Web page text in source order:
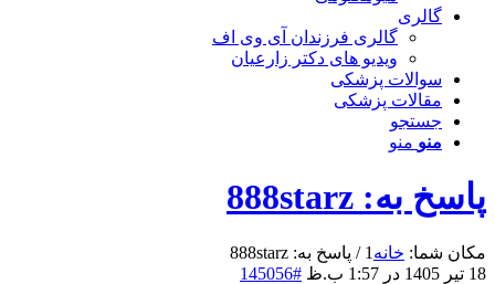
گالری
گالری فرزندان آی وی اف
ویدیو های دکتر زارعیان
سوالات پزشکی
مقالات پزشکی
جستجو
منو منو
پاسخ به: 888starz
مکان شما: خانه 1
/ پاسخ به: 888starz
18 تیر 1405 در 1:57 ب.ظ
#145056